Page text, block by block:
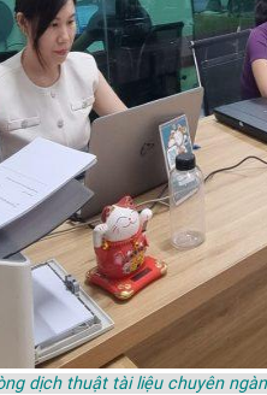
dịch thuật tài liệu chuyên